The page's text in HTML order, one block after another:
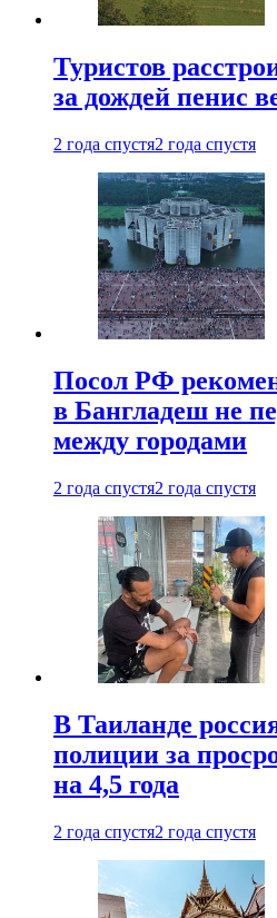
Туристов
за дождей пенис
2 года спустя2 года спустя
Посол РФ
в Бангладеш не
между городами
2 года спустя2 года спустя
В Таиланде
полиции за
на 4,5 года
2 года спустя2 года спустя